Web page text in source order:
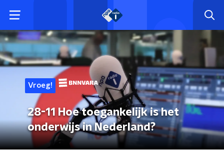
Vroeg!
28-11 Hoe toegankelijk is het
onderwijs in Nederland?